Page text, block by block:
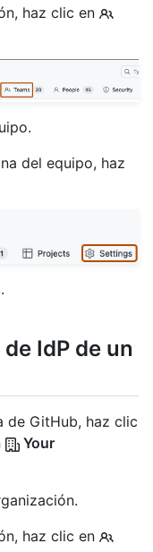
haz clic en
del equipo, haz
.
IdP de un
de GitHub, haz clic
Your
haz clic en